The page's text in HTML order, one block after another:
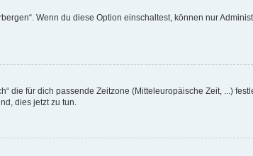
Wenn du diese Option einschaltest, können nur
die für dich passende Zeitzone (Mitteleuropäische Zeit, ...)
dies jetzt zu tun.